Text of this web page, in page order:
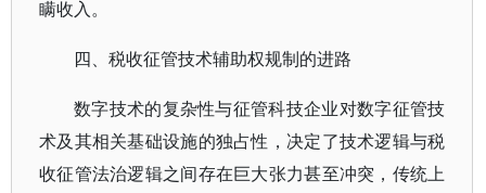
瞒收入。
四、税收征管技术辅助权规制的进路
数字技术的复杂性与征管科技企业对数字征管技
术及其相关基础设施的独占性，决定了技术逻辑与税
收征管法治逻辑之间存在巨大张力甚至冲突，传统上